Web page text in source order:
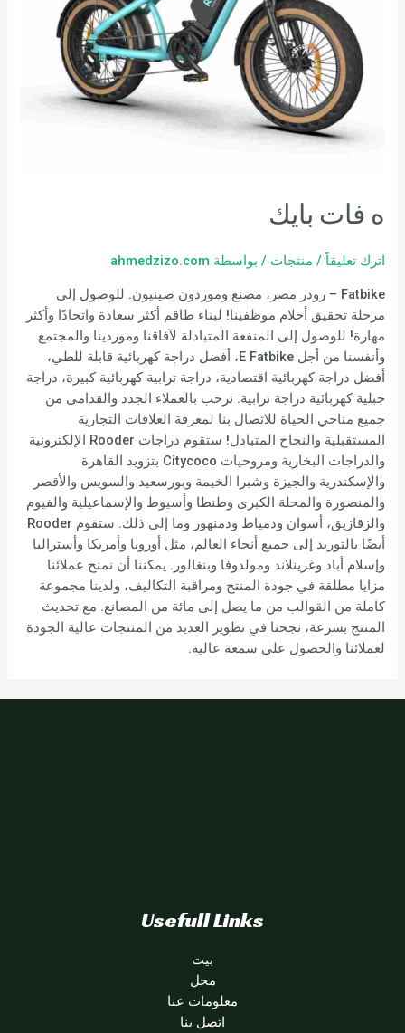
ه فات بايك
اترك تعليقاً / منتجات / بواسطة ahmedzizo.com
Fatbike – رودر مصر، مصنع وموردون صينيون. للوصول إلى
مرحلة تحقيق أحلام موظفينا! لبناء طاقم أكثر سعادة واتحادًا وأكثر
مهارة! للوصول إلى المنفعة المتبادلة لآفاقنا وموردينا والمجتمع
وأنفسنا من أجل E Fatbike، أفضل دراجة كهربائية قابلة للطي،
أفضل دراجة كهربائية اقتصادية، دراجة ترابية كهربائية كبيرة، دراجة
جبلية كهربائية دراجة ترابية. نرحب بالعملاء الجدد والقدامى من
جميع مناحي الحياة للاتصال بنا لمعرفة العلاقات التجارية
المستقبلية والنجاح المتبادل! ستقوم دراجات Rooder الإلكترونية
والدراجات البخارية ومروحيات Citycoco بتزويد القاهرة
والإسكندرية والجيزة وشبرا الخيمة وبورسعيد والسويس والأقصر
والمنصورة والمحلة الكبرى وطنطا وأسيوط والإسماعيلية والفيوم
والزقازيق، أسوان ودمياط ودمنهور وما إلى ذلك. ستقوم Rooder
أيضًا بالتوريد إلى جميع أنحاء العالم، مثل أوروبا وأمريكا وأستراليا
وإسلام أباد وغرينلاند ومولدوفا وبنغالور. يمكننا أن نمنح عملائنا
مزايا مطلقة في جودة المنتج ومراقبة التكاليف، ولدينا مجموعة
كاملة من القوالب من ما يصل إلى مائة من المصانع. مع تحديث
المنتج بسرعة، نجحنا في تطوير العديد من المنتجات عالية الجودة
لعملائنا والحصول على سمعة عالية.
Usefull Links
بيت
محل
معلومات عنا
اتصل بنا